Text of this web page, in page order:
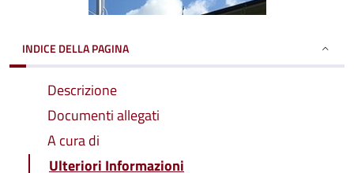
INDICE DELLA PAGINA
Descrizione
Documenti allegati
A cura di
Ulteriori Informazioni